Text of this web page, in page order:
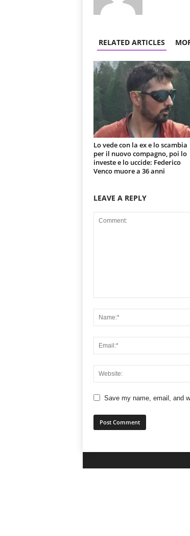
RELATED ARTICLES
Lo vede con la ex e lo scambia
per il nuovo compagno, poi lo
investe e lo uccide: Federico
Venco muore a 36 anni
LEAVE A REPLY
Save my name, email, and